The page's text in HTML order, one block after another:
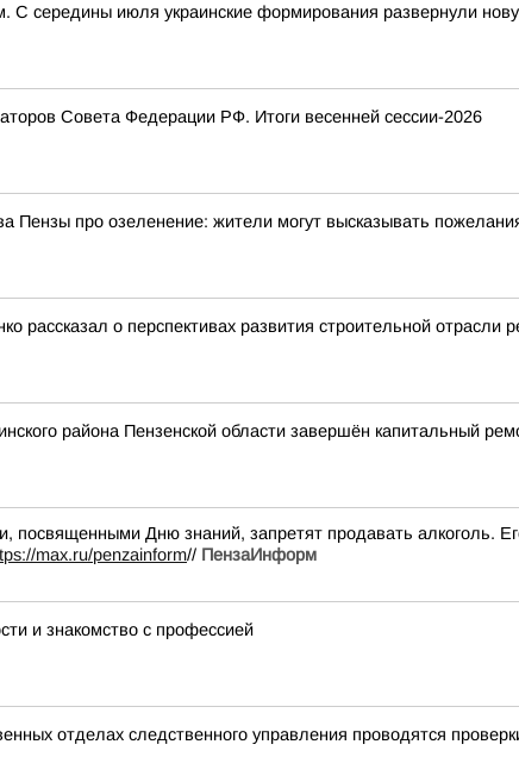
С середины июля украинские формирования развернули
Совета Федерации РФ. Итоги весенней сессии-2026
Пензы про озеленение: жители могут высказывать
рассказал о перспективах развития строительной отрасли
района Пензенской области завершён капитальный
посвященными Дню знаний, запретят продавать алкоголь.
max.ru/penzainform// ПензаИнформ
и знакомство с профессией
отделах следственного управления проводятся